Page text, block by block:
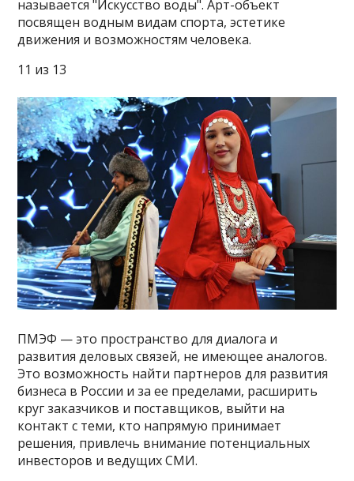
называется "Искусство воды". Арт-объект
посвящен водным видам спорта, эстетике
движения и возможностям человека.
11 из 13
ПМЭФ — это пространство для диалога и
развития деловых связей, не имеющее аналогов.
Это возможность найти партнеров для развития
бизнеса в России и за ее пределами, расширить
круг заказчиков и поставщиков, выйти на
контакт с теми, кто напрямую принимает
решения, привлечь внимание потенциальных
инвесторов и ведущих СМИ.